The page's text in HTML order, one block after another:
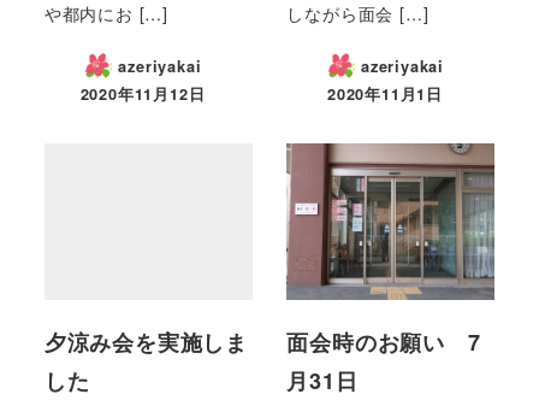
や都内にお […]
azeriyakai
2020年11月12日
しながら面会 […]
azeriyakai
2020年11月1日
夕涼み会を実施しま
した
面会時のお願い 7
月31日